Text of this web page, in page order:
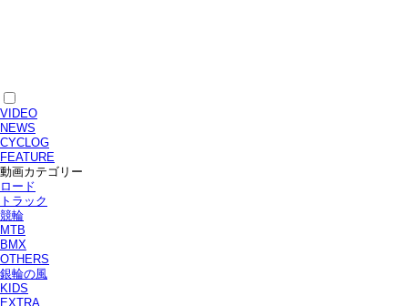
VIDEO
NEWS
CYCLOG
FEATURE
動画カテゴリー
ロード
トラック
競輪
MTB
BMX
OTHERS
銀輪の風
KIDS
EXTRA